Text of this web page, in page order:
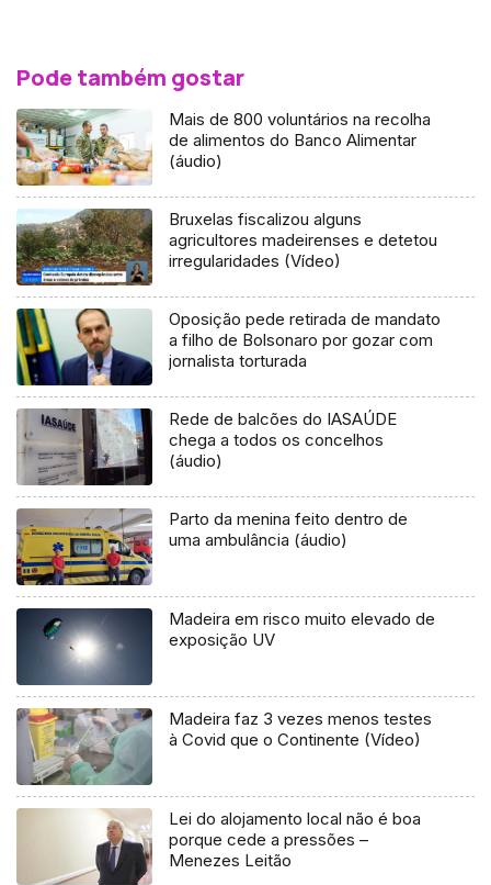
Pode também gostar
Mais de 800 voluntários na recolha
de alimentos do Banco Alimentar
(áudio)
Bruxelas fiscalizou alguns
agricultores madeirenses e detetou
irregularidades (Vídeo)
Oposição pede retirada de mandato
a filho de Bolsonaro por gozar com
jornalista torturada
Rede de balcões do IASAÚDE
chega a todos os concelhos
(áudio)
Parto da menina feito dentro de
uma ambulância (áudio)
Madeira em risco muito elevado de
exposição UV
Madeira faz 3 vezes menos testes
à Covid que o Continente (Vídeo)
Lei do alojamento local não é boa
porque cede a pressões –
Menezes Leitão